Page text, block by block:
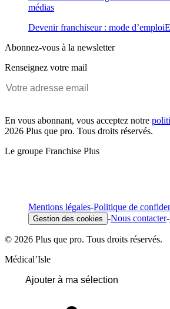
médias
Devenir franchiseur : mode d’emploi
Abonnez-vous à la newsletter
Renseignez votre mail
En vous abonnant, vous acceptez notre
2026 Plus que pro. Tous droits réservés.
Le groupe Franchise Plus
Mentions légales-Politique de
Gestion des cookies -Nous contacter-
© 2026 Plus que pro. Tous droits réservés.
Médical’Isle
Ajouter à ma sélection